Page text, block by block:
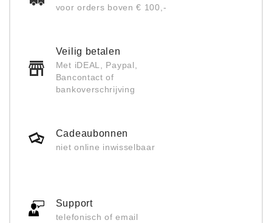
voor orders boven € 100,-
Veilig betalen
Met iDEAL, Paypal,
Bancontact of
bankoverschrijving
Cadeaubonnen
niet online inwisselbaar
Support
telefonisch of email